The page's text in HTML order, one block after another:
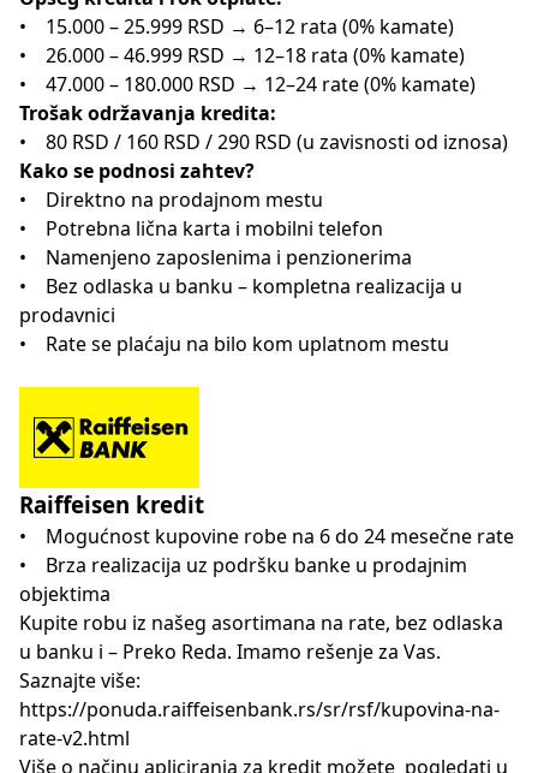
• 15.000 – 25.999 RSD → 6–12 rata (0% kamate)
• 26.000 – 46.999 RSD → 12–18 rata (0% kamate)
• 47.000 – 180.000 RSD → 12–24 rate (0% kamate)
Trošak održavanja kredita:
• 80 RSD / 160 RSD / 290 RSD (u zavisnosti od iznosa)
Kako se podnosi zahtev?
• Direktno na prodajnom mestu
• Potrebna lična karta i mobilni telefon
• Namenjeno zaposlenima i penzionerima
• Bez odlaska u banku – kompletna realizacija u
prodavnici
• Rate se plaćaju na bilo kom uplatnom mestu
Raiffeisen kredit
• Mogućnost kupovine robe na 6 do 24 mesečne rate
• Brza realizacija uz podršku banke u prodajnim
objektima
Kupite robu iz našeg asortimana na rate, bez odlaska
u banku i – Preko Reda. Imamo rešenje za Vas.
Saznajte više:
https://ponuda.raiffeisenbank.rs/sr/rsf/kupovina-na-
rate-v2.html
Više o načinu apliciranja za kredit možete pogledati u